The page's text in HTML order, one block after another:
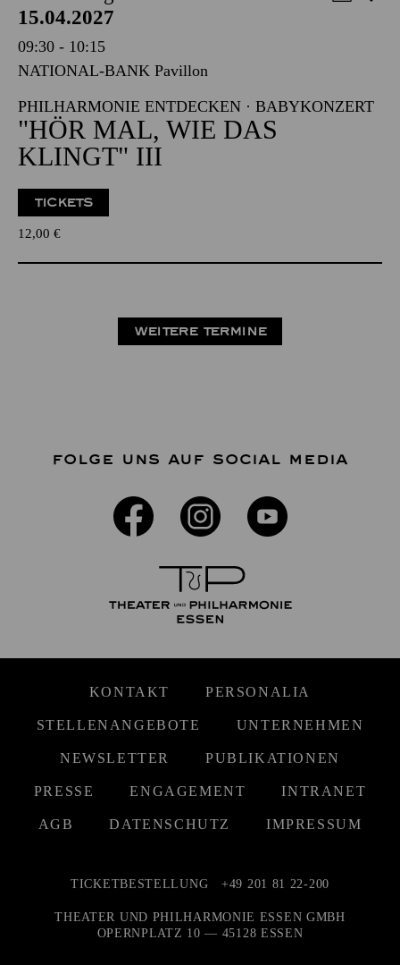
15.04.2027
09:30 - 10:15
NATIONAL-BANK Pavillon
PHILHARMONIE ENTDECKEN · BABYKONZERT
"HÖR MAL, WIE DAS
KLINGT" III
TICKETS
12,00 €
WEITERE TERMINE
FOLGE UNS AUF SOCIAL MEDIA
KONTAKT PERSONALIA
STELLENANGEBOTE UNTERNEHMEN
NEWSLETTER PUBLIKATIONEN
PRESSE ENGAGEMENT INTRANET
AGB DATENSCHUTZ IMPRESSUM
TICKETBESTELLUNG +49 201 81 22-200
THEATER UND PHILHARMONIE ESSEN GMBH
OPERNPLATZ 10 — 45128 ESSEN